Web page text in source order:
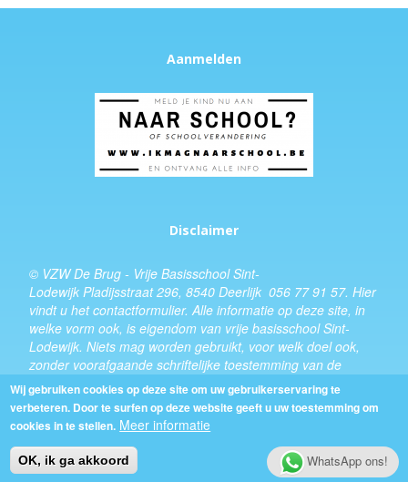
Aanmelden
Disclaimer
© VZW De Brug - Vrije Basisschool Sint-
Lodewijk Pladijsstraat 296, 8540 Deerlijk 056 77 91 57. Hier
vindt u hetcontactformulier. Alle informatie op deze site, in
welke vorm ook, is eigendom van vrije basisschool Sint-
Lodewijk. Niets mag worden gebruikt, voor welk doel ook,
zonder voorafgaande schriftelijke toestemming van de
schooldirecteur.
Design:Kevin Van Eenoo
WhatsApp ons!
Wij gebruiken cookies op deze site om uw gebruikerservaring te
verbeteren. Door te surfen op deze website geeft u uw toestemming om
cookies in te stellen. Meer informatie
OK, ik ga akkoord